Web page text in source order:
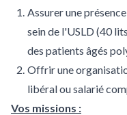
Assurer une
sein de l'USLD (40
des patients âgés
Offrir une
libéral ou salarié
Vos missions :